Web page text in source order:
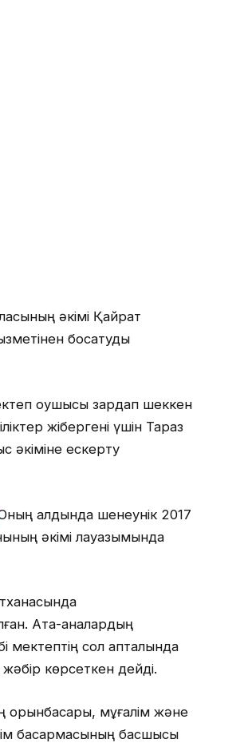
әкімі Қайрат
босатуды
оқушысы зардап шеккен
жібергені үшін Тараз
әкіміне ескерту
алдында шенеунік 2017
әкімі лауазымында
Ата-аналардың
мектептің сол қапталында
жәбір көрсеткен дейді.
орынбасары, мұғалім және
басқармасының басшысы